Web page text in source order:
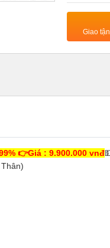
Giao
👉Giá : 9.900.000 vnđ